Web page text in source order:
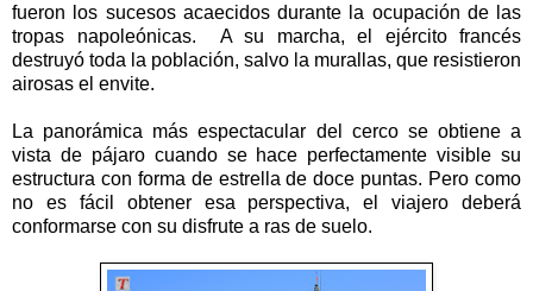
fueron los sucesos acaecidos durante la ocupación de las
tropas napoleónicas. A su marcha, el ejército francés
destruyó toda la población, salvo la murallas, que resistieron
airosas el envite.
La panorámica más espectacular del cerco se obtiene a
vista de pájaro cuando se hace perfectamente visible su
estructura con forma de estrella de doce puntas. Pero como
no es fácil obtener esa perspectiva, el viajero deberá
conformarse con su disfrute a ras de suelo.